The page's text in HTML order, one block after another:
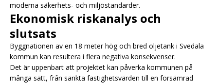
moderna säkerhets- och miljöstandarder.
Ekonomisk riskanalys och
slutsats
Byggnationen av en 18 meter hög och bred oljetank i Svedala
kommun kan resultera i flera negativa konsekvenser.
Det är uppenbart att projektet kan påverka kommunen på
många sätt, från sänkta fastighetsvärden till en försämrad